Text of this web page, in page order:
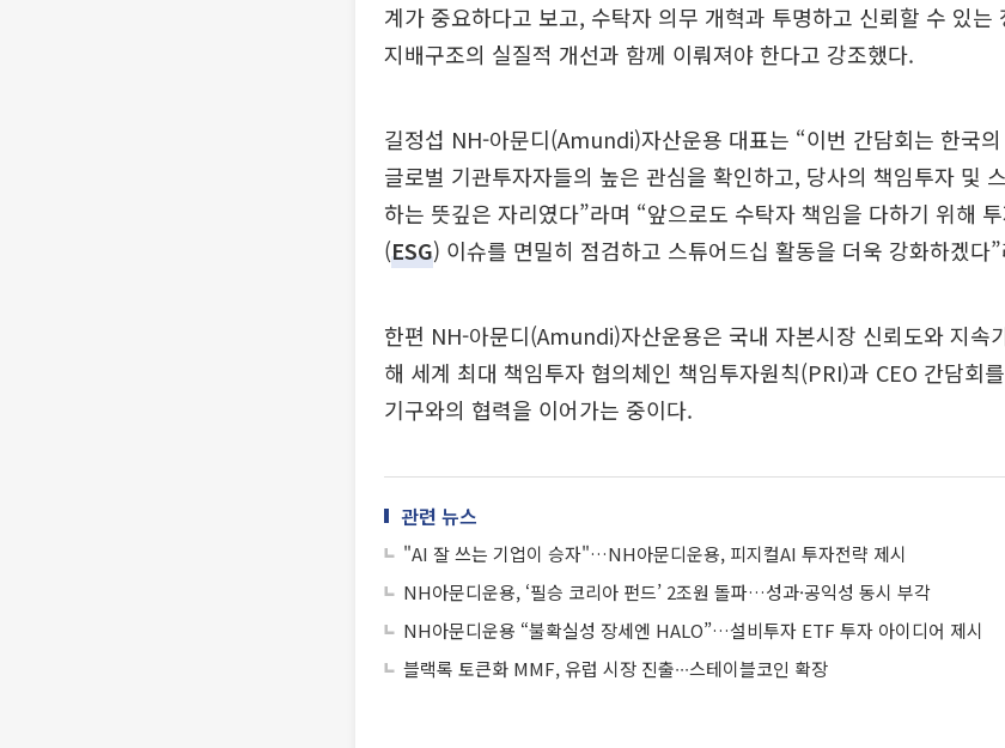
계가 중요하다고 보고, 수탁자 의무 개혁과 투명하고 신뢰할 수 있는
지배구조의 실질적 개선과 함께 이뤄져야 한다고 강조했다.
길정섭 NH-아문디(Amundi)자산운용 대표는 “이번 간담회는 한국
글로벌 기관투자자들의 높은 관심을 확인하고, 당사의 책임투자 및
하는 뜻깊은 자리였다”라며 “앞으로도 수탁자 책임을 다하기 위해
(ESG) 이슈를 면밀히 점검하고 스튜어드십 활동을 더욱 강화하겠다
한편 NH-아문디(Amundi)자산운용은 국내 자본시장 신뢰도와 지속
해 세계 최대 책임투자 협의체인 책임투자원칙(PRI)과 CEO 간담회
기구와의 협력을 이어가는 중이다.
관련 뉴스
"AI 잘 쓰는 기업이 승자"…NH아문디운용, 피지컬AI 투자전략 제시
NH아문디운용, ‘필승 코리아 펀드’ 2조원 돌파…성과·공익성 동시 부각
NH아문디운용 “불확실성 장세엔 HALO”…설비투자 ETF 투자 아이디어 제시
블랙록 토큰화 MMF, 유럽 시장 진출∙∙∙스테이블코인 확장